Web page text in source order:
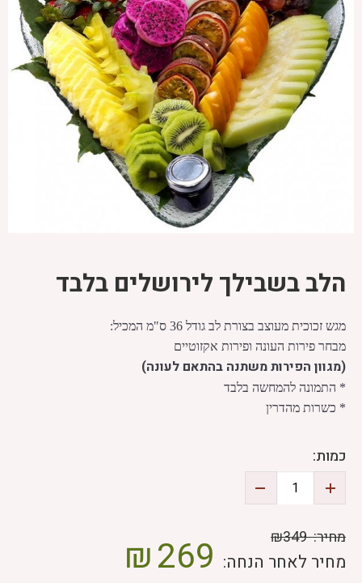
הלב בשבילך לירושלים בלבד
מגש זכוכית מעוצב בצורת לב גודל 36 ס"מ המכיל:
מבחר פירות העונה ופירות אקזוטיים
(מגוון הפירות משתנה בהתאם לעונה)
* התמונה להמחשה בלבד
* כשרות מהדרין
כמות:
מחיר:₪349
מחיר לאחר הנחה: 269
₪